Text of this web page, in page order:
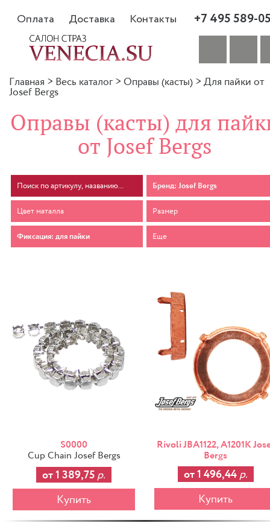
Оплата Доставка Контакты +7 495 589-
Главная > Весь каталог > Оправы (касты) > Для пайки от
Josef Bergs
Оправы (касты) для
от Josef Bergs
Бренд: Josef Bergs
Цвет маталла Размер
Фиксация: для пайки Еще
S0000
Cup Chain Josef Bergs
от 1 389,75 р.
Купить
Rivoli JBA1122, A1201K
Bergs
от 1 496,44 р.
Купить